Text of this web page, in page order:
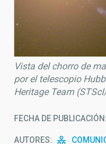
Vista del chorro de
por el telescopio
Heritage Team
FECHA DE PUBLICACIÓN
AUTORES